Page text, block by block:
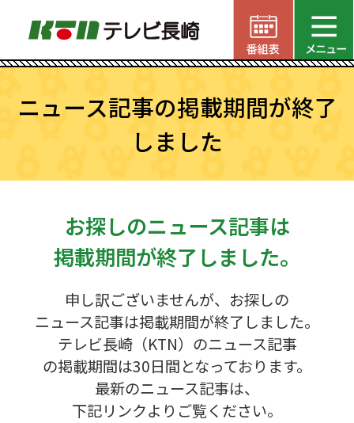
ニュース記事の掲載期間が終了
しました
お探しのニュース記事は
掲載期間が終了しました。
申し訳ございませんが、お探しの
ニュース記事は掲載期間が終了しました。
テレビ長崎（KTN）のニュース記事
の掲載期間は30日間となっております。
最新のニュース記事は、
下記リンクよりご覧ください。